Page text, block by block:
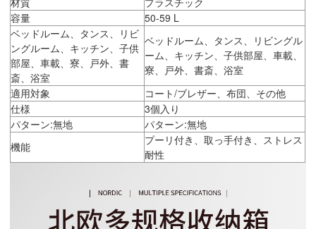
容量
50-59 L
ベッドルーム、タンス、リビ
ングルーム、キッチン、子供
部屋、車載、寮、戸外、書
斎、浴室
ベッドルーム、タンス、リビングル
ーム、キッチン、子供部屋、車載、
寮、戸外、書斎、浴室
適用対象
コート/ブレザー、布団、その他
仕様
3個入り
パターン:無地
パターン:無地
機能
プーリ付き、取っ手付き、ストレス
耐性